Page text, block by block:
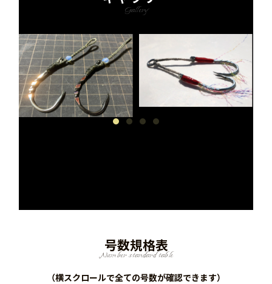
Gallery
号数規格表
Number standard table
（横スクロールで全ての号数が確認できます）